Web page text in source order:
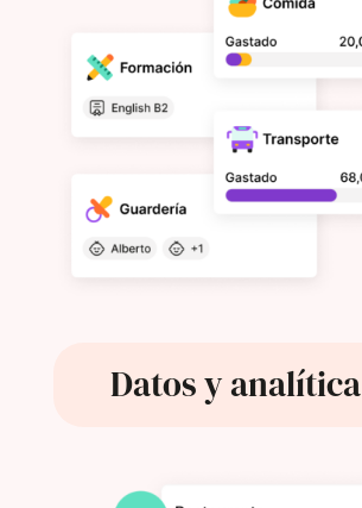
Datos y analítica